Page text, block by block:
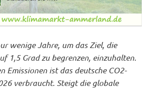
wenige Jahre, um das Ziel, die
1,5 Grad zu begrenzen, einzuhalten.
Emissionen ist das deutsche CO2-
verbraucht. Steigt die globale